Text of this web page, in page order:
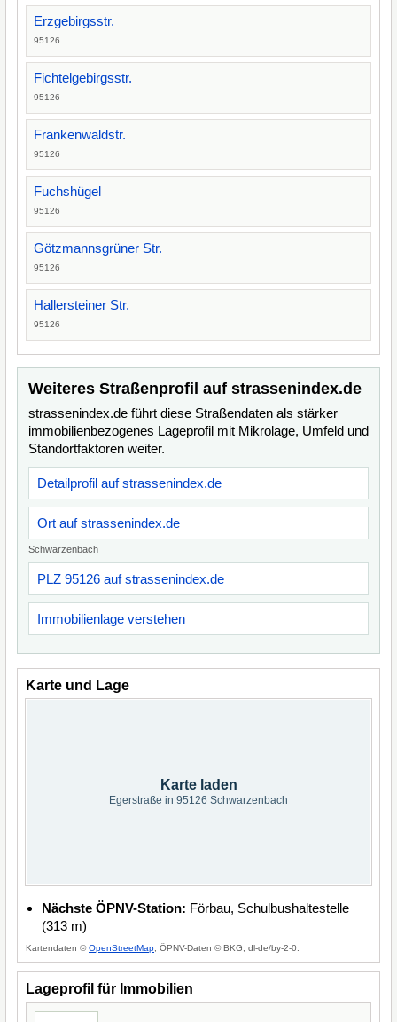
Erzgebirgsstr.
95126
Fichtelgebirgsstr.
95126
Frankenwaldstr.
95126
Fuchshügel
95126
Götzmannsgrüner Str.
95126
Hallersteiner Str.
95126
Weiteres Straßenprofil auf strassenindex.de
strassenindex.de führt diese Straßendaten als stärker
immobilienbezogenes Lageprofil mit Mikrolage, Umfeld und
Standortfaktoren weiter.
Detailprofil auf strassenindex.de
Ort auf strassenindex.de
Schwarzenbach
PLZ 95126 auf strassenindex.de
Immobilienlage verstehen
Karte und Lage
Karte laden
Egerstraße in 95126 Schwarzenbach
Nächste ÖPNV-Station: Förbau, Schulbushaltestelle
(313 m)
Kartendaten ©OpenStreetMap , ÖPNV-Daten © BKG, dl-de/by-2-0.
Lageprofil für Immobilien